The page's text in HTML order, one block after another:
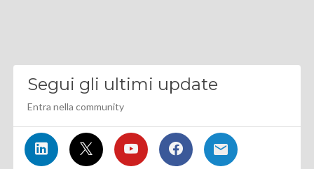
Segui gli ultimi update
Entra nella community